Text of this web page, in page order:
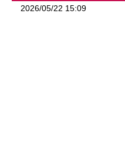
2026/05/22 15:09